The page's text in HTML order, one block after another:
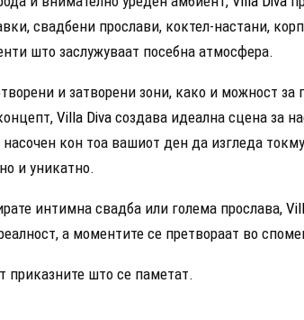
свадбени прослави, коктел-настани,
што заслужуваат посебна атмосфера.
и затворени зони, како и можност за
Villa Diva создава идеална сцена за
кон тоа вашиот ден да изгледа
и уникатно.
интимна свадба или голема прослава,
а моментите се претвораат во
приказните што се паметат.